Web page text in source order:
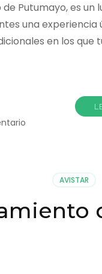
Putumayo, es
una
en los
AVISTAR